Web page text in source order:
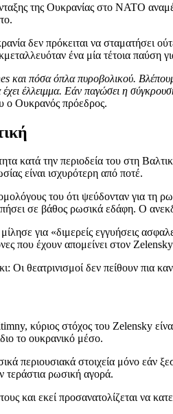
της Ουκρανίας στο ΝΑΤΟ
δεν πρόκειται να σταματήσει
ένα μία τέτοια παύση
και πόσα όπλα πυροβολικού.
έλλειμμα. Εάν παγώσει η
ο Ουκρανός πρόεδρος.
κατά την περιοδεία του στη
είναι ισχυρότερη από ποτέ.
του ότι ψεύδονταν για
σε βάθος ρωσικά εδάφη. Ο
για «διμερείς εγγυήσεις
που έχουν απομείνει στον
κύριος στόχος του Zelensky
το ουκρανικό μέσο.
περιουσιακά στοιχεία μόνο εάν
τεράστια ρωσική αγορά.
και εκεί προσανατολίζεται να